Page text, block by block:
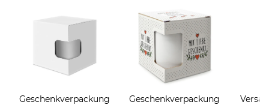
Geschenkverpackung
Geschenkverpackung